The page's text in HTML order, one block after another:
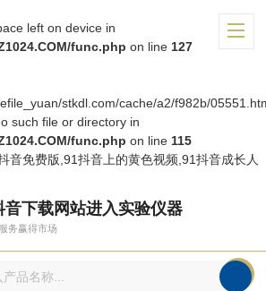
left on device in
func.php on line 127
stkdl.com/cache/a2/f982b/
such file or directory in
func.php on line 115
音免费版,91抖音上的黄色视频,91抖音成长人
音下载网站进入实验仪器
务赢得市场